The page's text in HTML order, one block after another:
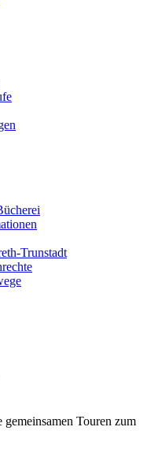
Trunstadt
Touren zum